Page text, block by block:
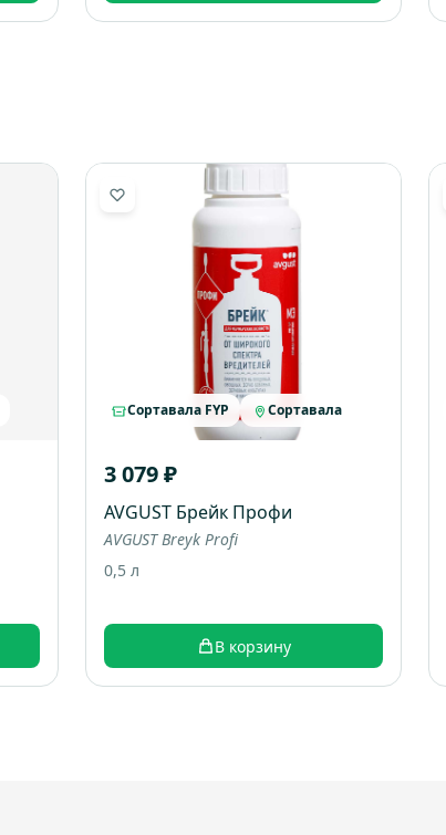
Сортавала FYP Сортавала
3 079 ₽
AVGUST Брейк Профи
AVGUST Breyk Profi
0,5 л
В корзину